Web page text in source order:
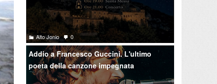
Alto Jonio 0
Addio a Francesco Guccini. L'ultimo
poeta della canzone impegnata